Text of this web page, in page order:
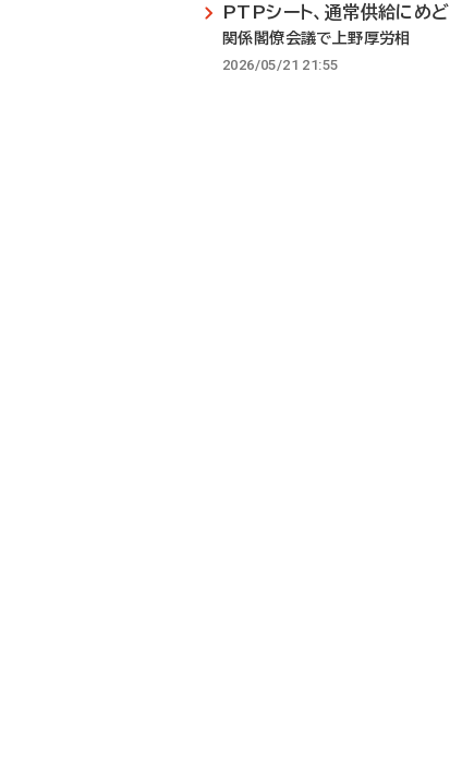
PTPシート、通常供給にめど
関係閣僚会議で上野厚労相
2026/05/21 21:55